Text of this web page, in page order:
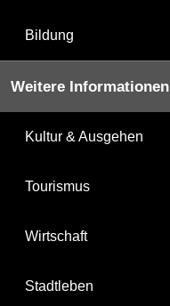
Bildung
Weitere Informationen
Kultur & Ausgehen
Tourismus
Wirtschaft
Stadtleben